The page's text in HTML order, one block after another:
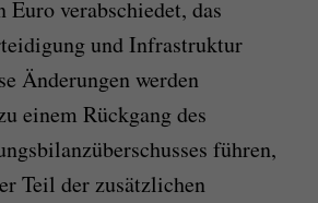
verabschiedet, das
und Infrastruktur
Änderungen werden
einem Rückgang des
führen,
Teil der zusätzlichen